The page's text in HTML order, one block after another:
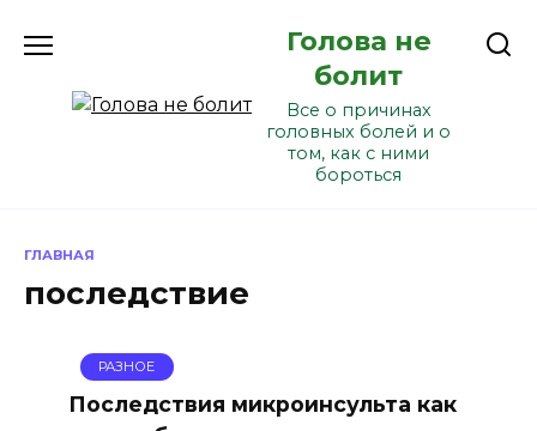
Голова не
болит
Все о причинах
головных болей и о
том, как с ними
бороться
ГЛАВНАЯ
последствие
РАЗНОЕ
Последствия микроинсульта как